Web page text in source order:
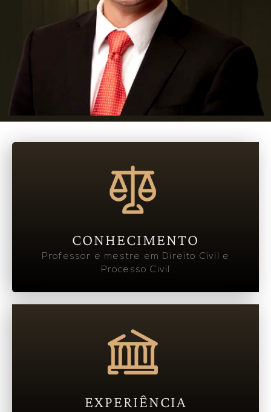
CONHECIMENTO
Professor e mestre em Direito Civil e
Processo Civil
EXPERIÊNCIA